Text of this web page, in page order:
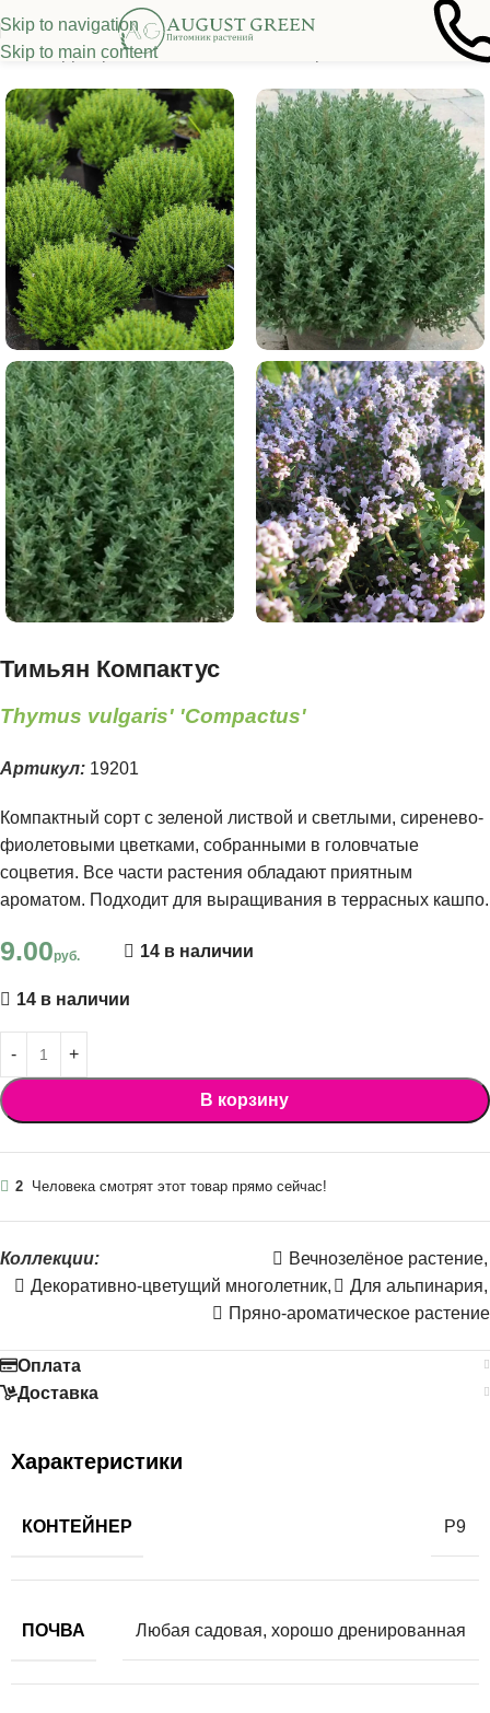
Skip to navigation
Skip to main content
/Декоративные многолетники Прочие многолетники
Тимьян Компактус
Thymus vulgaris' 'Compactus'
Артикул: 19201
Компактный сорт с зеленой листвой и светлыми, сиренево-
фиолетовыми цветками, собранными в головчатые
соцветия. Все части растения обладают приятным
ароматом. Подходит для выращивания в террасных кашпо.
9.00руб. 14 в наличии
14 в наличии
В корзину
2 Человека смотрят этот товар прямо сейчас!
Коллекции: Вечнозелёное растение,
Декоративно-цветущий многолетник, Для альпинария,
Пряно-ароматическое растение
Оплата
Доставка
Характеристики
КОНТЕЙНЕР Р9
ПОЧВА Любая садовая, хорошо дренированная